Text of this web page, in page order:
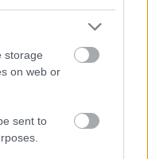
storage
on web or
sent to